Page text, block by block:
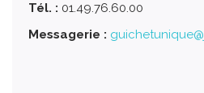
Tél. : 01.49.76.60.00
Messagerie :